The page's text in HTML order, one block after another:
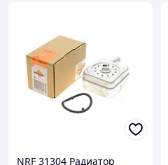
NRF 31304 Радиатор